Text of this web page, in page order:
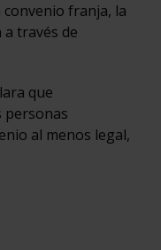
convenio franja, la
través de
que
personas
al menos legal,